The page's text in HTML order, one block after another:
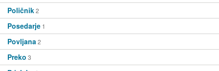
Poličnik2
Posedarje 1
Povljana 2
Preko 3